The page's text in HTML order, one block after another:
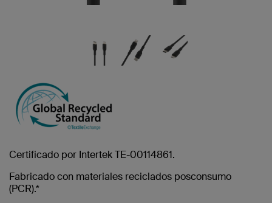
Certificado por Intertek TE-00114861.
Fabricado con materiales reciclados posconsumo
(PCR).*